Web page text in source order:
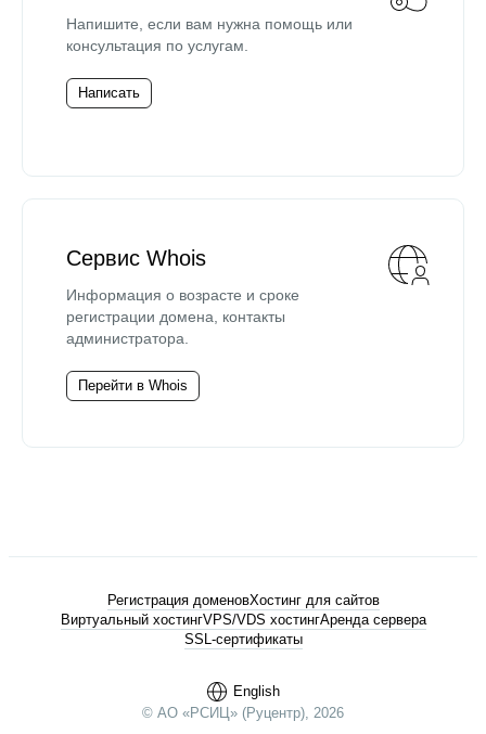
Напишите, если вам нужна помощь или
консультация по услугам.
Написать
Сервис Whois
Информация о возрасте и сроке
регистрации домена, контакты
администратора.
Перейти в Whois
English
© АО «РСИЦ» (Руцентр), 2026
Регистрация доменовХостинг для сайтов
Виртуальный хостингVPS/VDS хостингАренда сервера
SSL-сертификаты